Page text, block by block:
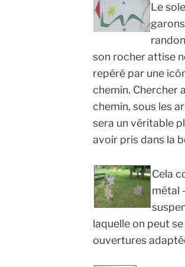
Le
son rocher attise
repéré par une
chemin. Chercher
chemin, sous les
sera un véritable
avoir pris dans la
Cela
métal
laquelle on peut
ouvertures